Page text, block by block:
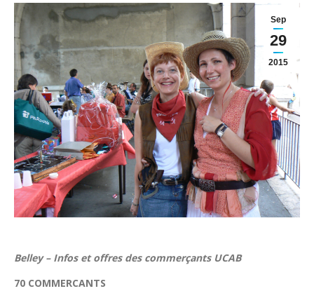
Sep
29
2015
Belley – Infos et offres des commerçants UCAB
70 COMMERCANTS